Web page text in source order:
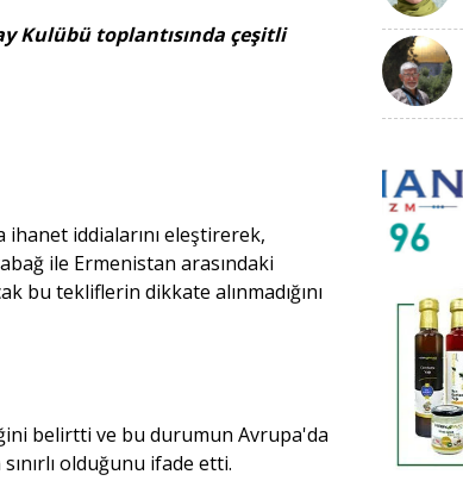
Kulübü toplantısında çeşitli
iddialarını eleştirerek,
ile Ermenistan arasındaki
bu tekliflerin dikkate alınmadığını
belirtti ve bu durumun Avrupa'da
olduğunu ifade etti.